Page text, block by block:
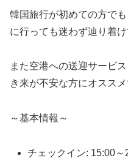
韓国旅行が初めての方で
に行っても迷わず辿り着
また空港への送迎サービ
き来が不安な方にオススメ
～基本情報～
チェックイン: 15:00～